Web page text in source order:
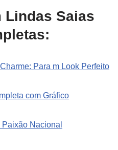
Lindas Saias
Para m Look Perfeito
com Gráfico
Nacional